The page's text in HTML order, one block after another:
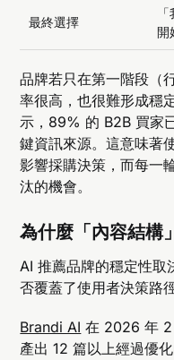
最終選擇
開
品牌若只在第一階段（
率很高，也很難形成穩
示，89% 的 B2B 買家
鍵資訊來源。這意味著
影響採購決策，而每一
汰的機會。
為什麼「內容結構
AI 推薦品牌的穩定性取
否覆蓋了使用者決策路
Brandi AI 在 2026 年 2
產出 12 篇以上經過優